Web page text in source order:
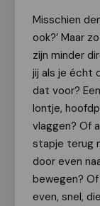
Misschien
ook?’ Maar
zijn minder
jij als je écht
dat voor?
lontje,
vlaggen? Of
stapje terug
door even
bewegen?
even, snel,